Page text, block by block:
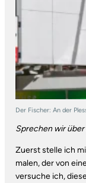
Der Fischer: An der
Sprechen wir
Zuerst stelle ich
malen, der von
versuche ich,